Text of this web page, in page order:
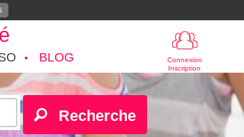
Connexion
Inscription
BLOG
Recherche